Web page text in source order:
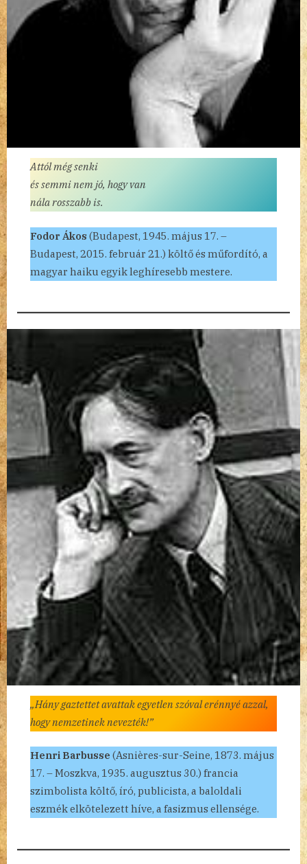
Attól még senki
és semmi nem jó, hogy van
nála rosszabb is.
Fodor Ákos (Budapest, 1945. május 17. –
Budapest, 2015. február 21.) költő és műfordító, a
magyar haiku egyik leghíresebb mestere.
„Hány gaztettet avattak egyetlen szóval erénnyé azzal,
hogy nemzetinek nevezték!”
Henri Barbusse (Asnières-sur-Seine, 1873. május
17. – Moszkva, 1935. augusztus 30.) francia
szimbolista költő, író, publicista, a baloldali
eszmék elkötelezett híve, a fasizmus ellensége.